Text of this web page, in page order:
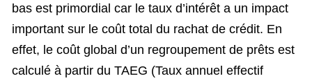
bas est primordial car le taux d’intérêt a un impact
important sur le coût total du rachat de crédit. En
effet, le coût global d’un regroupement de prêts est
calculé à partir du TAEG (Taux annuel effectif